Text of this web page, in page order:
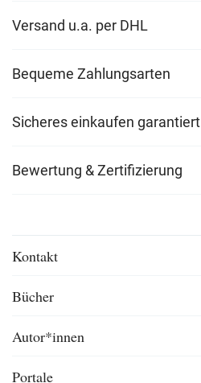
Versand u.a. per DHL
Bequeme Zahlungsarten
Sicheres einkaufen garantiert
Bewertung & Zertifizierung
Kontakt
Bücher
Autor*innen
Portale